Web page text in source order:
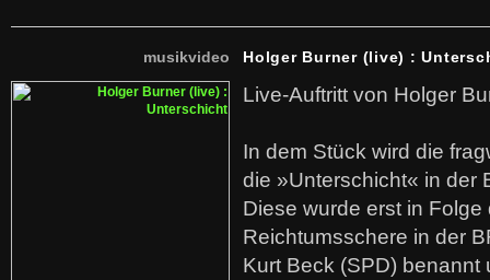
musikvideo Holger Burner (live) :
Live-Auftritt von Holger
In dem Stück wird die
die »Unterschicht« in der
Diese wurde erst in
Reichtumsschere in der
Kurt Beck (SPD)